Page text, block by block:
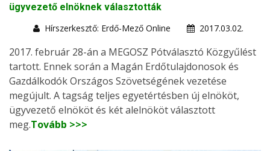
ügyvezető elnöknek választották
Hírszerkesztő: Erdő-Mező Online
2017.03.02.
2017. február 28-án a MEGOSZ Pótválasztó Közgyűlést
tartott. Ennek során a Magán Erdőtulajdonosok és
Gazdálkodók Országos Szövetségének vezetése
megújult. A tagság teljes egyetértésben új elnököt,
ügyvezető elnököt és két alelnököt választott
meg.Tovább >>>